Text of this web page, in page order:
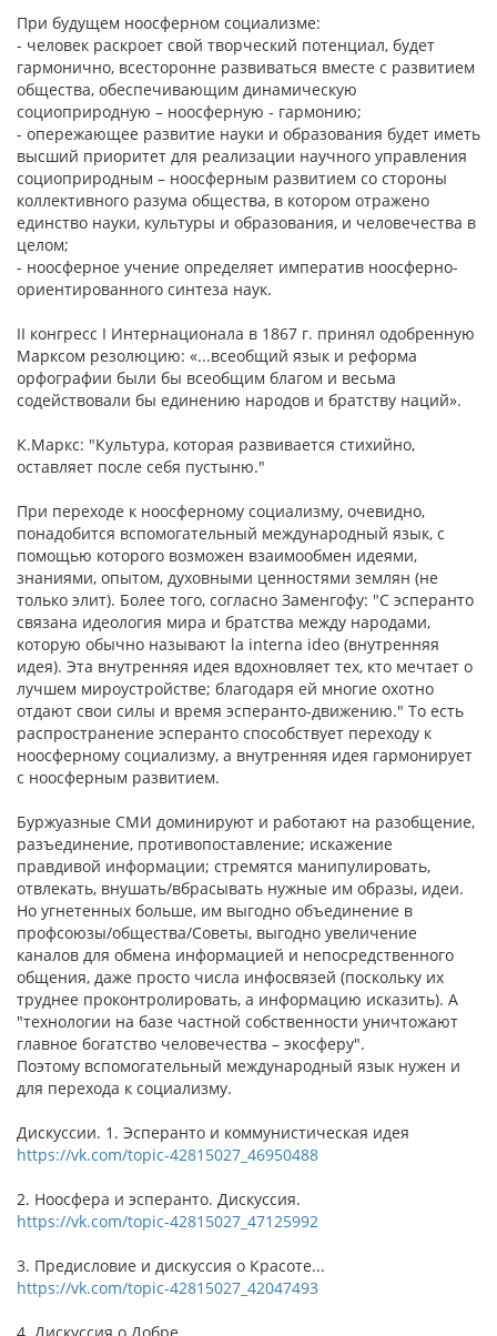
При будущем ноосферном социализме:
- человек раскроет свой творческий потенциал, будет
гармонично, всесторонне развиваться вместе с развитием
общества, обеспечивающим динамическую
социоприродную – ноосферную - гармонию;
- опережающее развитие науки и образования будет иметь
высший приоритет для реализации научного управления
социоприродным – ноосферным развитием со стороны
коллективного разума общества, в котором отражено
единство науки, культуры и образования, и человечества в
целом;
- ноосферное учение определяет императив ноосферно-
ориентированного синтеза наук.
II конгресс I Интернационала в 1867 г. принял одобренную
Марксом резолюцию: «...всеобщий язык и реформа
орфографии были бы всеобщим благом и весьма
содействовали бы единению народов и братству наций».
К.Маркс: "Культура, которая развивается стихийно,
оставляет после себя пустыню."
При переходе к ноосферному социализму, очевидно,
понадобится вспомогательный международный язык, с
помощью которого возможен взаимообмен идеями,
знаниями, опытом, духовными ценностями землян (не
только элит). Более того, согласно Заменгофу: "С эсперанто
связана идеология мира и братства между народами,
которую обычно называют la interna ideo (внутренняя
идея). Эта внутренняя идея вдохновляет тех, кто мечтает о
лучшем мироустройстве; благодаря ей многие охотно
отдают свои силы и время эсперанто-движению." То есть
распространение эсперанто способствует переходу к
ноосферному социализму, а внутренняя идея гармонирует
с ноосферным развитием.
Буржуазные СМИ доминируют и работают на разобщение,
разъединение, противопоставление; искажение
правдивой информации; стремятся манипулировать,
отвлекать, внушать/вбрасывать нужные им образы, идеи.
Но угнетенных больше, им выгодно объединение в
профсоюзы/общества/Советы, выгодно увеличение
каналов для обмена информацией и непосредственного
общения, даже просто числа инфосвязей (поскольку их
труднее проконтролировать, а информацию исказить). А
"технологии на базе частной собственности уничтожают
главное богатство человечества – экосферу".
Поэтому вспомогательный международный язык нужен и
для перехода к социализму.
Дискуссии. 1. Эсперанто и коммунистическая идея
https://vk.com/topic-42815027_46950488
2. Ноосфера и эсперанто. Дискуссия.
https://vk.com/topic-42815027_47125992
3. Предисловие и дискуссия о Красоте...
https://vk.com/topic-42815027_42047493